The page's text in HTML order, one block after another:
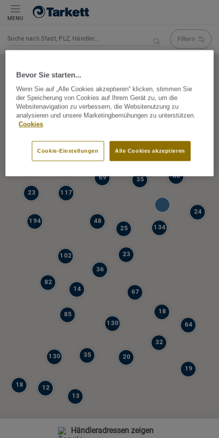
MENU
Filtern
85
194
77
117
130
39
64
67
82
36
130
69
134
23
35
35
102
19
23
48
14
60
12
18
32
13
20
24
25
18
Händleradressen zeigen
Bevor Sie starten...
Wenn Sie auf „Alle Cookies akzeptieren“ klicken, stimmen Sie
der Speicherung von Cookies auf Ihrem Gerät zu, um die
Websitenavigation zu verbessern, die Websitenutzung zu
analysieren und unsere Marketingbemühungen zu unterstützen.
Cookies
Alle Cookies akzeptieren
Cookie-Einstellungen